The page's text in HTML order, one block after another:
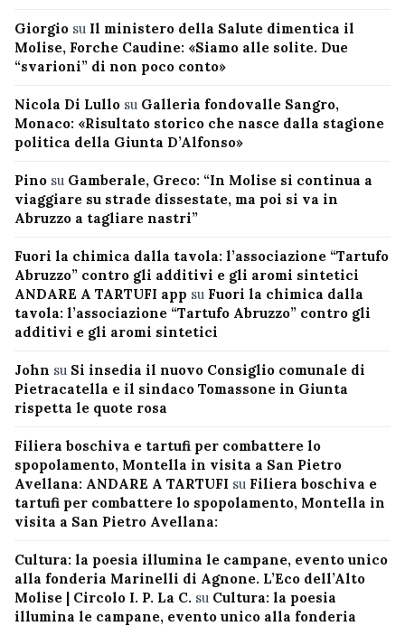
Giorgio su Il ministero della Salute dimentica il
Molise, Forche Caudine: «Siamo alle solite. Due
“svarioni” di non poco conto»
Nicola Di Lullo su Galleria fondovalle Sangro,
Monaco: «Risultato storico che nasce dalla stagione
politica della Giunta D’Alfonso»
Pino su Gamberale, Greco: “In Molise si continua a
viaggiare su strade dissestate, ma poi si va in
Abruzzo a tagliare nastri”
Fuori la chimica dalla tavola: l’associazione “Tartufo
Abruzzo” contro gli additivi e gli aromi sintetici
ANDARE A TARTUFI app su Fuori la chimica dalla
tavola: l’associazione “Tartufo Abruzzo” contro gli
additivi e gli aromi sintetici
John su Si insedia il nuovo Consiglio comunale di
Pietracatella e il sindaco Tomassone in Giunta
rispetta le quote rosa
Filiera boschiva e tartufi per combattere lo
spopolamento, Montella in visita a San Pietro
Avellana: ANDARE A TARTUFI su Filiera boschiva e
tartufi per combattere lo spopolamento, Montella in
visita a San Pietro Avellana:
Cultura: la poesia illumina le campane, evento unico
alla fonderia Marinelli di Agnone. L’Eco dell’Alto
Molise | Circolo I. P. La C. su Cultura: la poesia
illumina le campane, evento unico alla fonderia